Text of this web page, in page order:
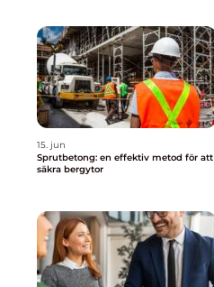
15. jun
Sprutbetong: en effektiv metod för att
säkra bergytor